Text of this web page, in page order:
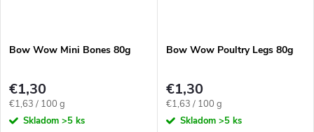
Bow Wow Mini Bones 80g
€1,30
Jednotková
cena:
€1,63 / 100 g
Skladom >5 ks
Bow Wow Poultry Legs 80g
€1,30
Jednotková
cena:
€1,63 / 100 g
Skladom >5 ks